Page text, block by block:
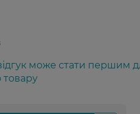
може стати першим
товару